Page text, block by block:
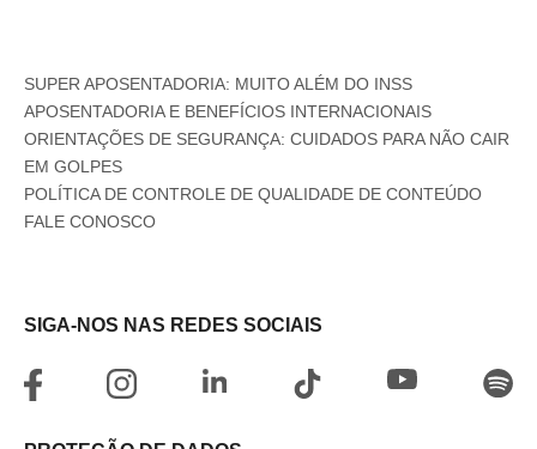
SUPER APOSENTADORIA: MUITO ALÉM DO INSS
APOSENTADORIA E BENEFÍCIOS INTERNACIONAIS
ORIENTAÇÕES DE SEGURANÇA: CUIDADOS PARA NÃO CAIR
EM GOLPES
POLÍTICA DE CONTROLE DE QUALIDADE DE CONTEÚDO
FALE CONOSCO
SIGA-NOS NAS REDES SOCIAIS